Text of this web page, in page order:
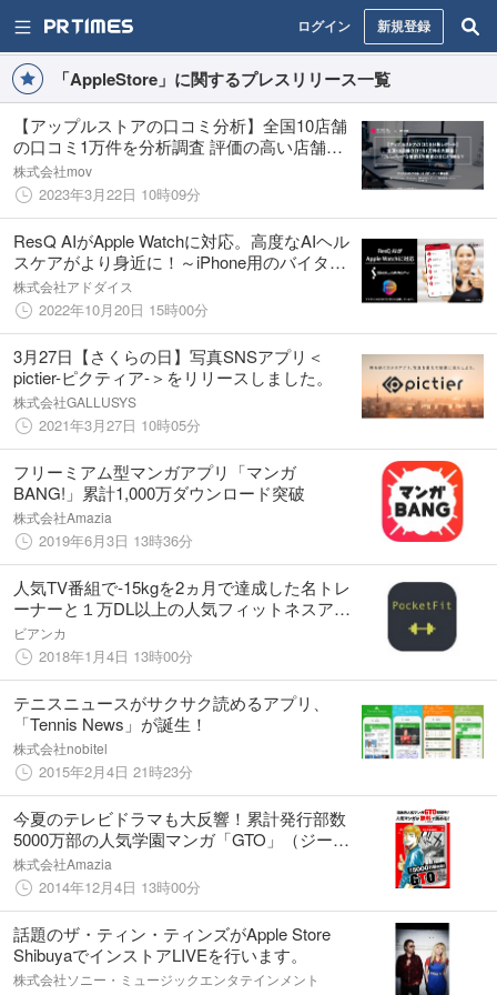
ログイン 新規登録
「AppleStore」に関するプレスリリース一覧
【アップルストアの口コミ分析】全国10店舗
の口コミ1万件を分析調査 評価の高い店舗と
低い店舗、何が違う？【#週刊MEOレポー
ト】
株式会社mov
2023年3月22日 10時09分
ResQ AIがApple Watchに対応。高度なAIヘル
スケアがより身近に！～iPhone用のバイタル
データ連携アプリ、11月より無料ご提供予定
～
株式会社アドダイス
2022年10月20日 15時00分
3月27日【さくらの日】写真SNSアプリ＜
pictier-ピクティア-＞をリリースしました。
株式会社GALLUSYS
2021年3月27日 10時05分
フリーミアム型マンガアプリ「マンガ
BANG!」累計1,000万ダウンロード突破
株式会社Amazia
2019年6月3日 13時36分
人気TV番組で-15kgを2ヵ月で達成した名トレ
ーナーと１万DL以上の人気フィットネスアプ
リの開発者が作ったフィットネスアプリ登場!!
『POCKET FIT』Apple Storeにて公開開始!!
ビアンカ
2018年1月4日 13時00分
テニスニュースがサクサク読めるアプリ、
「Tennis News」が誕生！
株式会社nobitel
2015年2月4日 21時23分
今夏のテレビドラマも大反響！累計発行部数
5000万部の人気学園マンガ「GTO」（ジーテ
ィーオー）が全巻無料で読める！ 無料マンガ
アプリ「マンガBANG」（iOS/Android）リリ
ース！
株式会社Amazia
2014年12月4日 13時00分
話題のザ・ティン・ティンズがApple Store
ShibuyaでインストアLIVEを行います。
株式会社ソニー・ミュージックエンタテインメント